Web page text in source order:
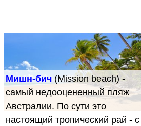
Мишн-бич (Mission beach) -
самый недооцененный пляж
Австралии. По сути это
настоящий тропический рай - с